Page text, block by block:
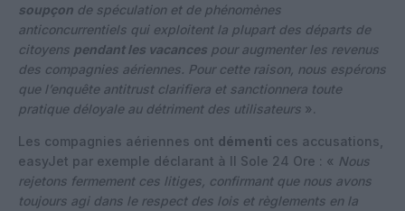
soupçon de spéculation et de phénomènes
anticoncurrentiels qui exploitent la plupart des départs de
citoyens pendant les vacances pour augmenter les revenus
des compagnies aériennes. Pour cette raison, nous espérons
que l’enquête antitrust clarifiera et sanctionnera toute
pratique déloyale au détriment des utilisateurs ».
Les compagnies aériennes ont démenti ces accusations,
easyJet par exemple déclarant à Il Sole 24 Ore : « Nous
rejetons fermement ces litiges, confirmant que nous avons
toujours agi dans le respect des lois et règlements en la